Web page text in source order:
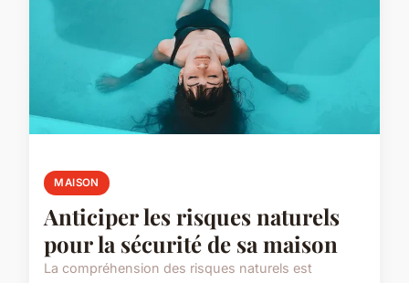
MAISON
Anticiper les risques naturels
pour la sécurité de sa maison
La compréhension des risques naturels est